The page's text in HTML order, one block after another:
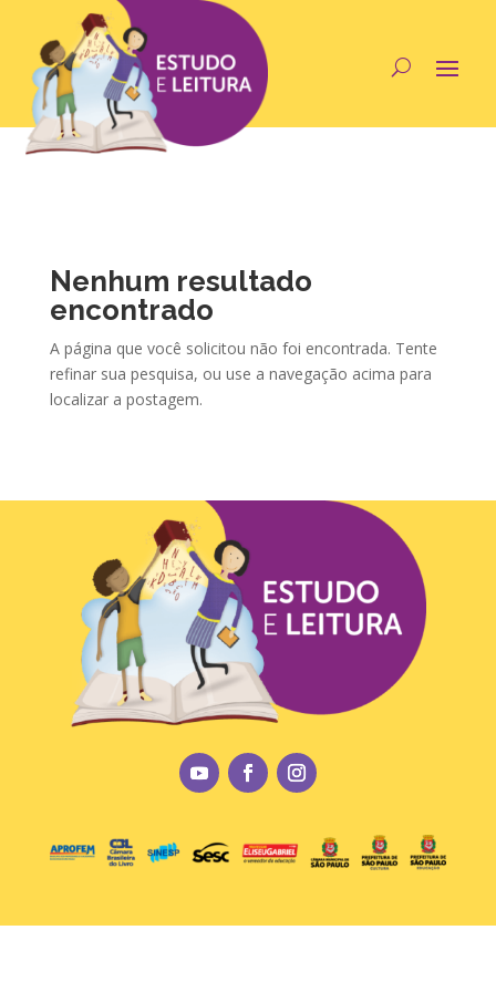
Nenhum resultado
encontrado
A página que você solicitou não foi encontrada. Tente
refinar sua pesquisa, ou use a navegação acima para
localizar a postagem.